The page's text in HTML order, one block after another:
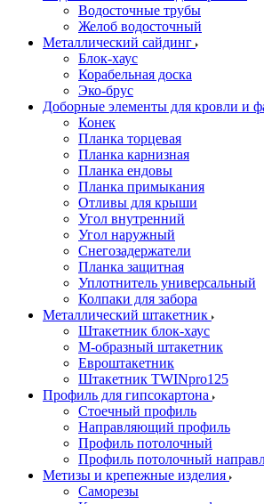
Водосточные трубы
Желоб водосточный
Металлический сайдинг
Блок-хаус
Корабельная доска
Эко-брус
Доборные элементы для кровли и
Конек
Планка торцевая
Планка карнизная
Планка ендовы
Планка примыкания
Отливы для крыши
Угол внутренний
Угол наружный
Снегозадержатели
Планка защитная
Уплотнитель универсальный
Колпаки для забора
Металлический штакетник
Штакетник блок-хаус
М-образный штакетник
Евроштакетник
Штакетник TWINpro125
Профиль для гипсокартона
Стоечный профиль
Направляющий профиль
Профиль потолочный
Профиль потолочный
Метизы и крепежные изделия
Саморезы